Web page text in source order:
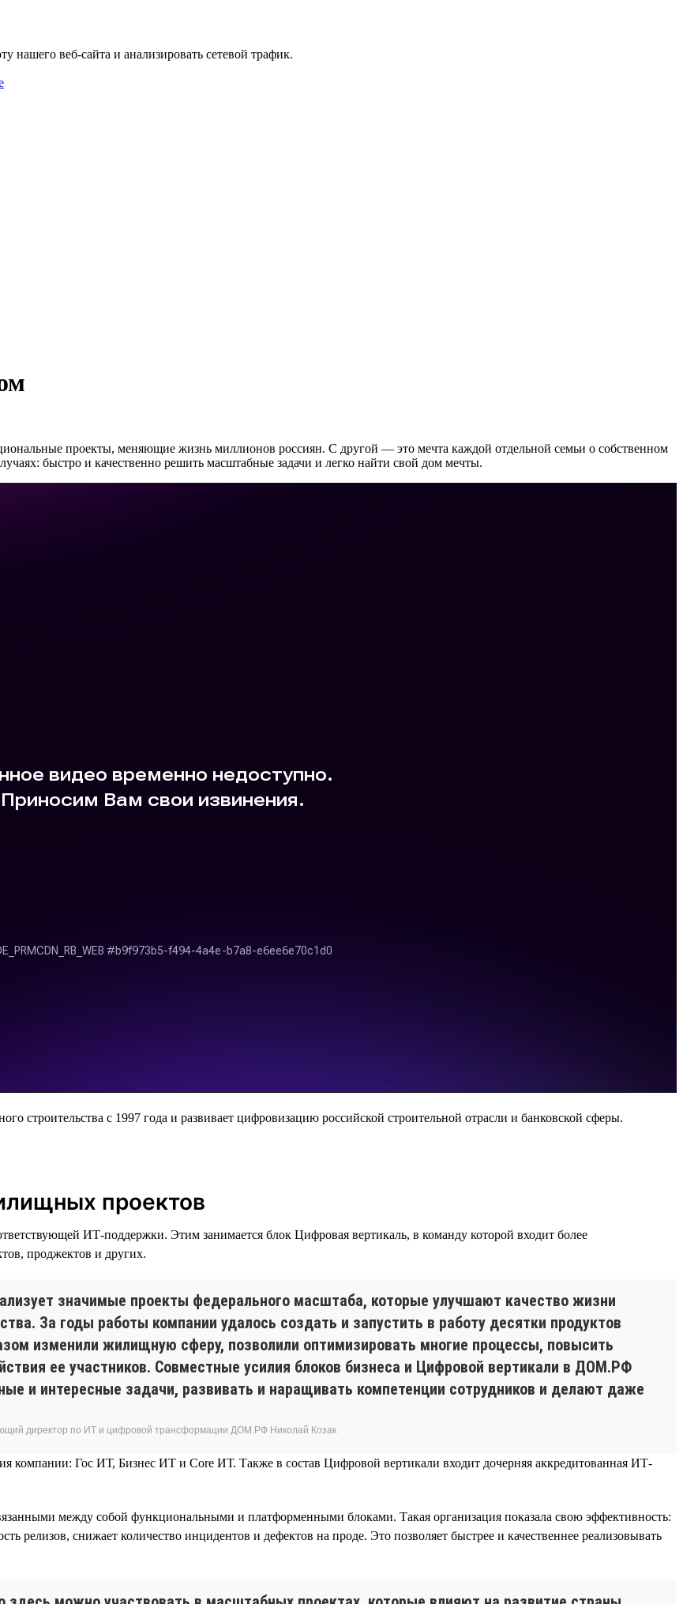
веб-сайта и анализировать сетевой трафик.
проекты, меняющие жизнь миллионов россиян. С другой — это мечта каждой отдельной семьи о собственном
быстро и качественно решить масштабные задачи и легко найти свой дом мечты.
строительства с 1997 года и развивает цифровизацию российской строительной отрасли и банковской сферы.
проектов
ИТ-поддержки. Этим занимается блок Цифровая вертикаль, в команду которой входит более
проджектов и других.
значимые проекты федерального масштаба, которые улучшают качество жизни
За годы работы компании удалось создать и запустить в работу десятки продуктов
изменили жилищную сферу, позволили оптимизировать многие процессы, повысить
ее участников. Совместные усилия блоков бизнеса и Цифровой вертикали в ДОМ.РФ
и интересные задачи, развивать и наращивать компетенции сотрудников и делают даже
директор по ИТ и цифровой трансформации ДОМ.РФ Николай Козак
компании: Гос ИТ, Бизнес ИТ и Core ИТ. Также в состав Цифровой вертикали входит дочерняя аккредитованная ИТ-
между собой функциональными и платформенными блоками. Такая организация показала свою эффективность:
релизов, снижает количество инцидентов и дефектов на проде. Это позволяет быстрее и качественнее реализовывать